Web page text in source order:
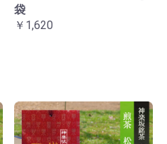
袋
￥1,620